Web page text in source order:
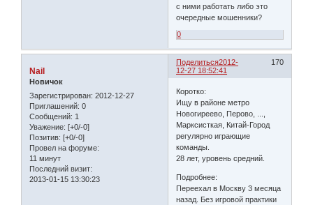
с ними работать либо это
очередные мошенники?
0
Поделиться 170
2012-
12-27 18:52:41
Nail
Новичок
Зарегистрирован: 2012-12-27
Приглашений: 0
Сообщений: 1
Уважение: [+0/-0]
Позитив: [+0/-0]
Провел на форуме:
11 минут
Последний визит:
2013-01-15 13:30:23
Коротко:
Ищу в районе метро
Новогиреево, Перово, ...,
Марксисткая, Китай-Город
регулярно играющие
команды.
28 лет, уровень средний.
Подробнее:
Переехал в Москву 3 месяца
назад. Без игровой практики